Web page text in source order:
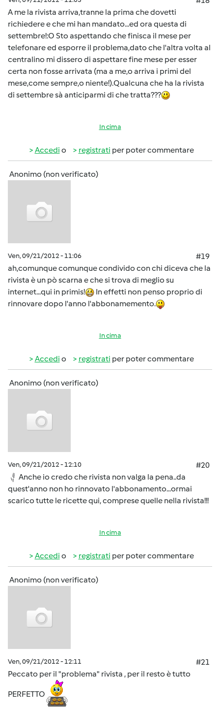
A me la rivista arriva,tranne la prima che dovetti
richiedere e che mi han mandato...ed ora questa di
settembre!:O Sto aspettando che finisca il mese per
telefonare ed esporre il problema,dato che l'altra volta al
centralino mi dissero di aspettare fine mese per esser
certa non fosse arrivata (ma a me,o arriva i primi del
mese,come sempre,o niente!).Qualcuna che ha la rivista
di settembre sà anticiparmi di che tratta???
In cima
Accedi o registrati per poter commentare
Anonimo (non verificato)
Ven, 09/21/2012 - 11:06
#19
ah,comunque comunque condivido con chi diceva che la
rivista è un pò scarna e che si trova di meglio su
internet...qui in primis!
In effetti non penso proprio di
rinnovare dopo l'anno l'abbonamemento.
In cima
Accedi o registrati per poter commentare
Anonimo (non verificato)
Ven, 09/21/2012 - 12:10
#20
Anche io credo che rivista non valga la pena..da
quest'anno non ho rinnovato l'abbonamento...ormai
scarico tutte le ricette qui, comprese quelle nella rivista!!!
In cima
Accedi o registrati per poter commentare
Anonimo (non verificato)
Ven, 09/21/2012 - 12:11
#21
Peccato per il "problema" rivista , per il resto è tutto
PERFETTO